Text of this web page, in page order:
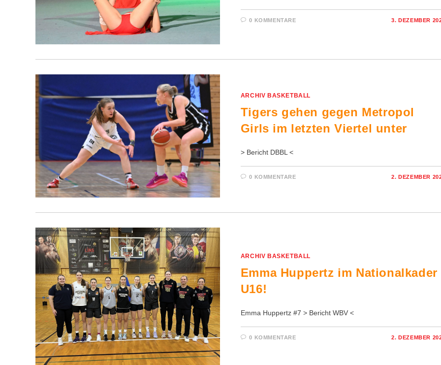
0 KOMMENTARE 3. DEZEMBER
ARCHIV BASKETBALL
Tigers gehen gegen Metropol
Girls im letzten Viertel unter
> Bericht DBBL <
0 KOMMENTARE 2. DEZEMBER
ARCHIV BASKETBALL
Emma Huppertz im Nationalkader
U16!
Emma Huppertz #7 > Bericht WBV <
0 KOMMENTARE 2. DEZEMBER